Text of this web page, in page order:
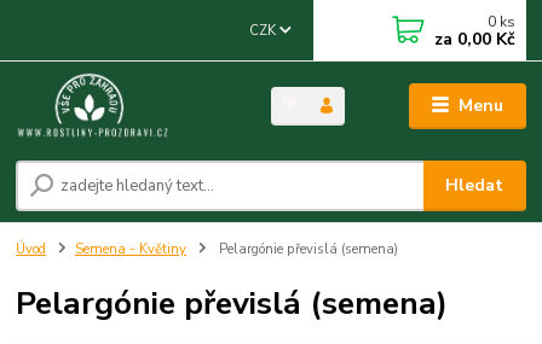
Menu
CZK
Hledat
0 ks
za 0,00 Kč
Úvod Semena - Květiny Pelargónie převislá (semena)
Pelargónie převislá (semena)